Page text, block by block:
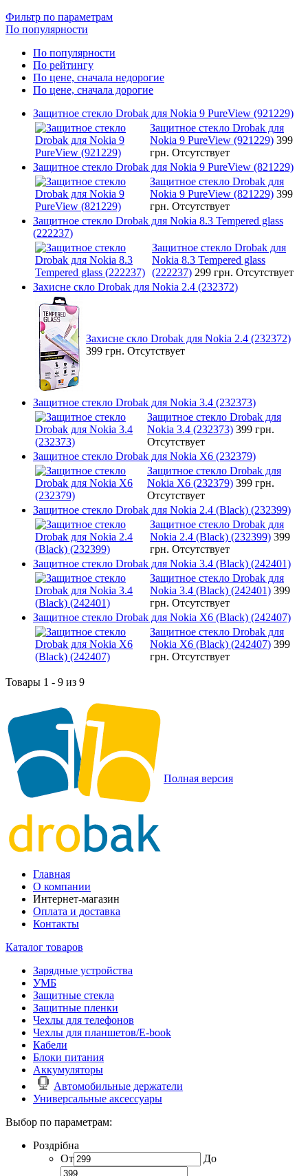
Фильтр по параметрам
По популярности
По популярности
По рейтингу
По цене, сначала недорогие
По цене, сначала дорогие
Защитное стекло Drobak для Nokia 9 PureView (921229)
Защитное стекло Drobak для
Nokia 9 PureView (921229) 399
грн. Отсутствует
Защитное стекло Drobak для Nokia 9 PureView (821229)
Защитное стекло Drobak для
Nokia 9 PureView (821229) 399
грн. Отсутствует
Защитное стекло Drobak для Nokia 8.3 Tempered glass
(222237)
Защитное стекло Drobak для
Nokia 8.3 Tempered glass
(222237) 299 грн. Отсутствует
Захисне скло Drobak для Nokia 2.4 (232372)
Захисне скло Drobak для Nokia 2.4 (232372)
399 грн. Отсутствует
Защитное стекло Drobak для Nokia 3.4 (232373)
Защитное стекло Drobak для
Nokia 3.4 (232373) 399 грн.
Отсутствует
Защитное стекло Drobak для Nokia X6 (232379)
Защитное стекло Drobak для
Nokia X6 (232379) 399 грн.
Отсутствует
Защитное стекло Drobak для Nokia 2.4 (Black) (232399)
Защитное стекло Drobak для
Nokia 2.4 (Black) (232399) 399
грн. Отсутствует
Защитное стекло Drobak для Nokia 3.4 (Black) (242401)
Защитное стекло Drobak для
Nokia 3.4 (Black) (242401) 399
грн. Отсутствует
Защитное стекло Drobak для Nokia X6 (Black) (242407)
Защитное стекло Drobak для
Nokia X6 (Black) (242407) 399
грн. Отсутствует
Товары 1 - 9 из 9
Полная версия
Главная
О компании
Интернет-магазин
Оплата и доставка
Контакты
Каталог товаров
Зарядные устройства
УМБ
Защитные стекла
Защитные пленки
Чехлы для телефонов
Чехлы для планшетов/E-book
Кабели
Блоки питания
Аккумуляторы
Автомобильные держатели
Универсальные аксессуары
Выбор по параметрам:
Роздрібна
От
До